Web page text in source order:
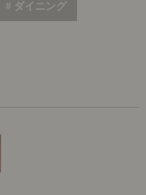
# ダイニング